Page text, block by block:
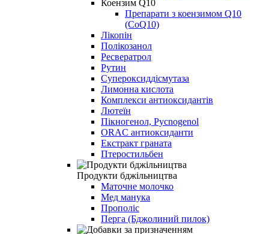
Коензим Q10
Препарати з коензимом Q10
(CoQ10)
Лікопін
Полікозанол
Ресвератрол
Рутин
Супероксиддісмутаза
Лимонна кислота
Комплекси антиоксидантів
Лютеїн
Пікногенол, Pycnogenol
ORAC антиоксиданти
Екстракт граната
Птеростильбен
Продукти бджільництва
Маточне молочко
Мед манука
Прополіс
Перга (Бджолиний пилок)